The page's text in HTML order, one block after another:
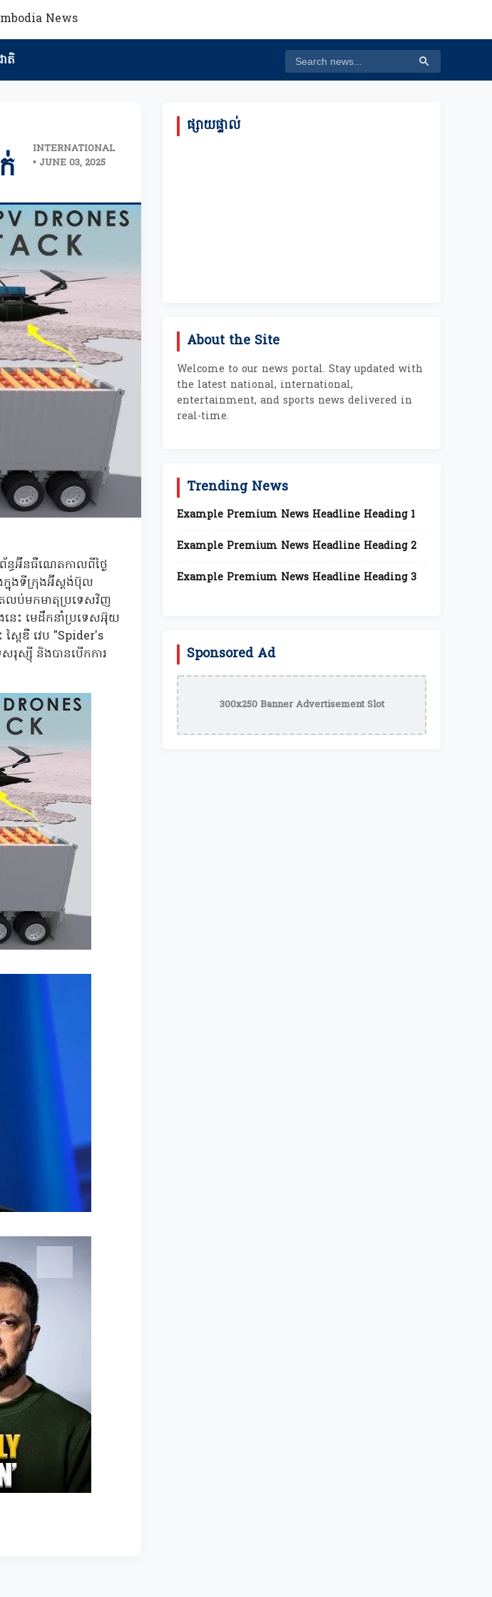
ាតិ
INTERNATIONAL
• JUNE 03, 2025
ន្ធអ៊ីនធឺណេតកាលពីថ្ងៃ
ក្នុងទីក្រុងអ៊ីស្តង់ប៊ុល
រលប់មកមាតុប្រទេសវិញ
នេះ មេដឹកនាំប្រទេសអ៊ុយ
ពៃឌឺ វេប "Spider's
រុស្ស៊ី និងបានបើកការ
ផ្សាយផ្ទាល់
About the Site
Welcome to our news portal. Stay updated with
the latest national, international,
entertainment, and sports news delivered in
real-time.
Trending News
Example Premium News Headline Heading 1
Example Premium News Headline Heading 2
Example Premium News Headline Heading 3
Sponsored Ad
300x250 Banner Advertisement Slot